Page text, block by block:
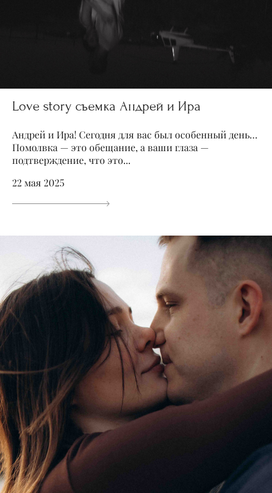
Love story съемка Андрей и Ира
Андрей и Ира! Сегодня для вас был особенный день…
Помолвка — это обещание, а ваши глаза —
подтверждение, что это...
22 мая 2025